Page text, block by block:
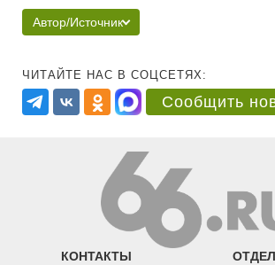
Автор/Источник
ЧИТАЙТЕ НАС В СОЦСЕТЯХ:
Сообщить
КОНТАКТЫ